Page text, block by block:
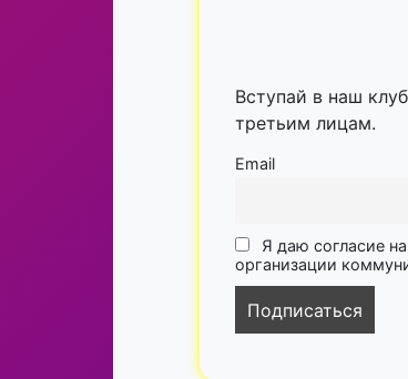
Вступай в наш
третьим лицам.
Email
Я даю согласие
организации